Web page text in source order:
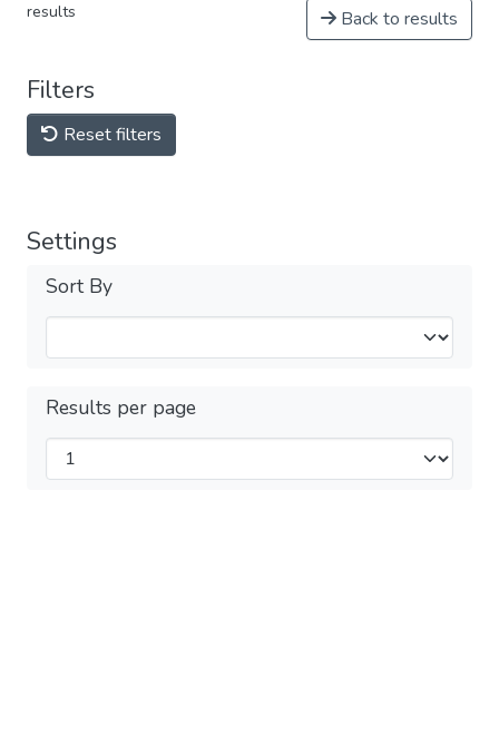
results Back to results
Filters
Reset filters
Settings
Sort By
Results per page